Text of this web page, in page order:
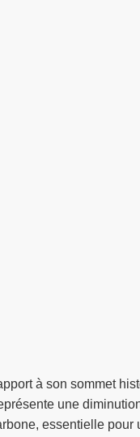
à son sommet
une
essentielle